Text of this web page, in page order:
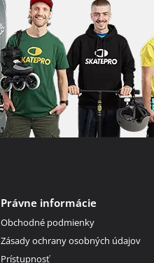
Právne informácie
Obchodné podmienky
Zásady ochrany osobných údajov
Prístupnosť